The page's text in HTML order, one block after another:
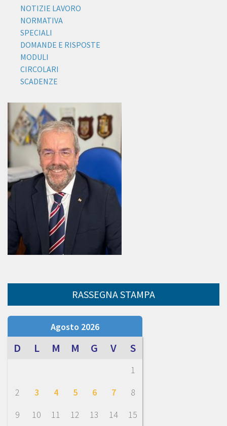
NOTIZIE LAVORO
NORMATIVA
SPECIALI
DOMANDE E RISPOSTE
MODULI
CIRCOLARI
SCADENZE
RASSEGNA STAMPA
Agosto 2026
D L M M G V S
1
2
3 4 5 6 7
8
9
10 11 12 13 14
15